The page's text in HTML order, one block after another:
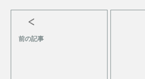
前の記事